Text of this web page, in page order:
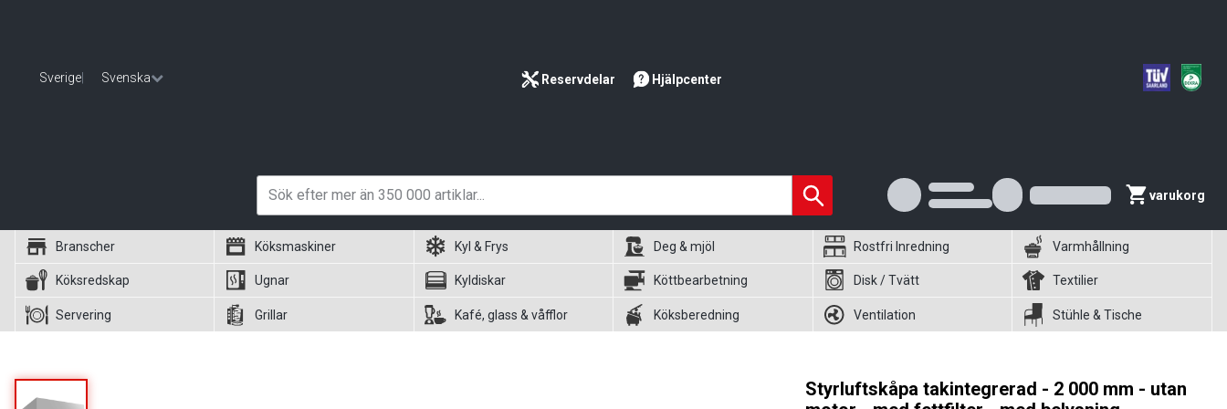
Sverige Svenska Reservdelar Hjälpcenter
varukorg
Branscher Köksmaskiner Kyl & Frys Deg & mjöl Rostfri Inredning Varmhållning
Köksredskap Ugnar Kyldiskar Köttbearbetning Disk / Tvätt Textilier
Servering Grillar Kafé, glass & våfflor Köksberedning Ventilation Stühle & Tische
Styrluftskåpa takintegrerad - 2 000 mm - utan